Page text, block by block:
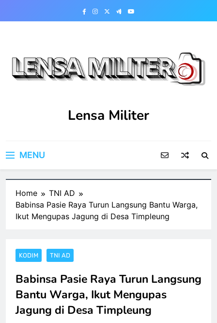
Lensa Militer
MENU
Home
TNI AD
Babinsa Pasie Raya Turun Langsung Bantu Warga,
Ikut Mengupas Jagung di Desa Timpleung
KODIM TNI AD
Babinsa Pasie Raya Turun Langsung
Bantu Warga, Ikut Mengupas
Jagung di Desa Timpleung